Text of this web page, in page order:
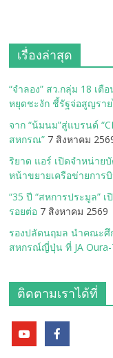
เรื่องล่าสุด
“จำลอง” สว.กลุ่ม 18 เ
หยุดชะงัก ชี้รัฐจ่อสูญรา
จาก “น้มนม”สู่แบรนด์
สหกรณ” 7 สิงหาคม
ริยาด แอร์ เปิดจำหน่าย
หน้าขยายเครือข่ายการ
“35 ปี “สหการประมูล”
รอยต่อ 7 สิงหาคม 2569
รองปลัดนฤมล นำคณะศึ
สหกรณ์ญี่ปุ่น ที่ JA
ติดตามเราได้ที่